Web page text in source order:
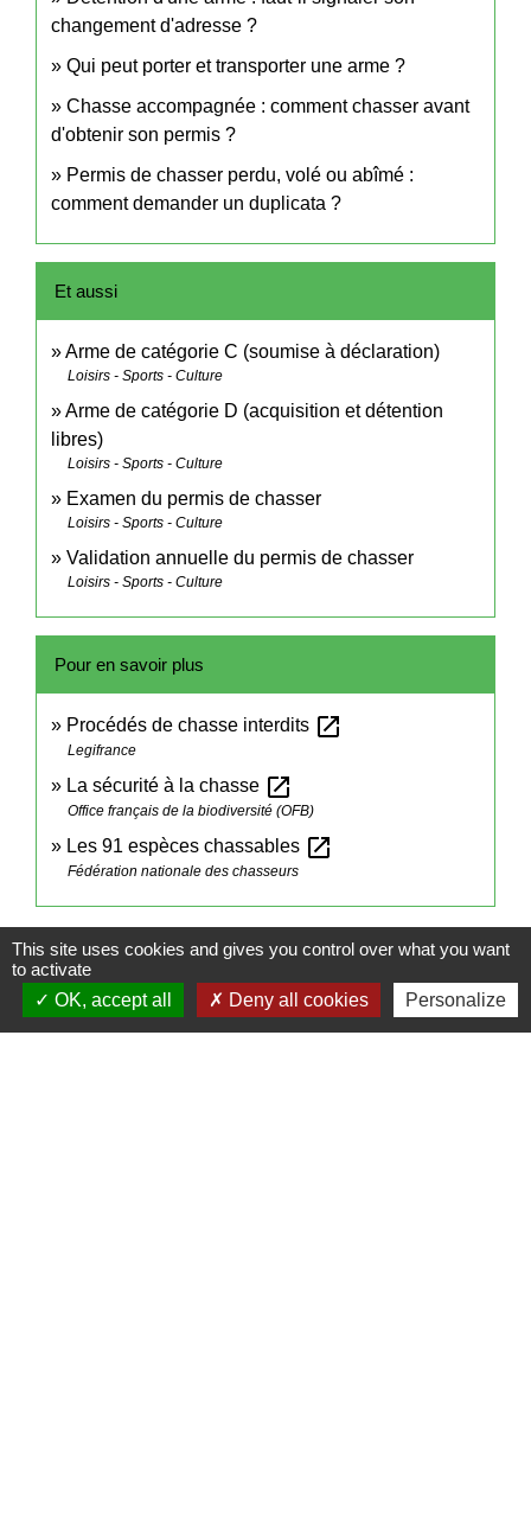
changement d'adresse ?
Qui peut porter et transporter une arme ?
Chasse accompagnée : comment chasser avant
d'obtenir son permis ?
Permis de chasser perdu, volé ou abîmé :
comment demander un duplicata ?
Et aussi
Arme de catégorie C (soumise à déclaration)
Loisirs - Sports - Culture
Arme de catégorie D (acquisition et détention
libres)
Loisirs - Sports - Culture
Examen du permis de chasser
Loisirs - Sports - Culture
Validation annuelle du permis de chasser
Loisirs - Sports - Culture
Pour en savoir plus
Procédés de chasse interdits open_in_new
Legifrance
La sécurité à la chasse open_in_new
Office français de la biodiversité (OFB)
Les 91 espèces chassables open_in_new
Fédération nationale des chasseurs
Signaler une erreur sur cette page
This site uses cookies and gives you control over what you want
to activate
OK, accept all
Deny all cookies Personalize